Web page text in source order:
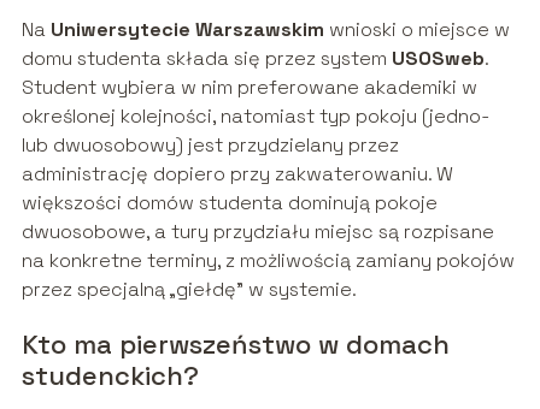
Na Uniwersytecie Warszawskim wnioski o miejsce w
domu studenta składa się przez system USOSweb.
Student wybiera w nim preferowane akademiki w
określonej kolejności, natomiast typ pokoju (jedno-
lub dwuosobowy) jest przydzielany przez
administrację dopiero przy zakwaterowaniu. W
większości domów studenta dominują pokoje
dwuosobowe, a tury przydziału miejsc są rozpisane
na konkretne terminy, z możliwością zamiany pokojów
przez specjalną „giełdę” w systemie.
Kto ma pierwszeństwo w domach
studenckich?